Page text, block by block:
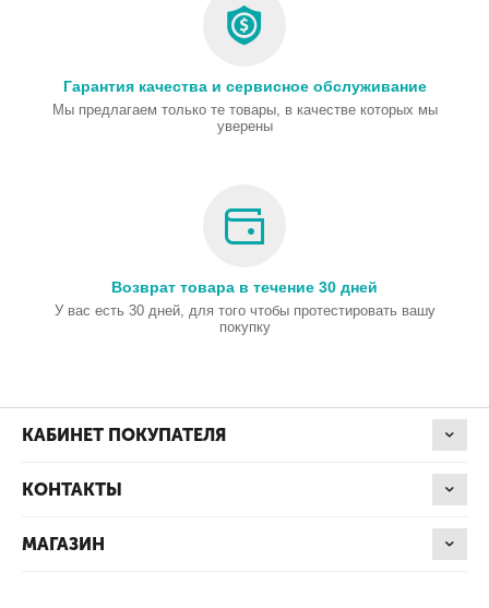
Гарантия качества и сервисное обслуживание
Мы предлагаем только те товары, в качестве которых мы
уверены
Возврат товара в течение 30 дней
У вас есть 30 дней, для того чтобы протестировать вашу
покупку
КАБИНЕТ ПОКУПАТЕЛЯ
КОНТАКТЫ
МАГАЗИН